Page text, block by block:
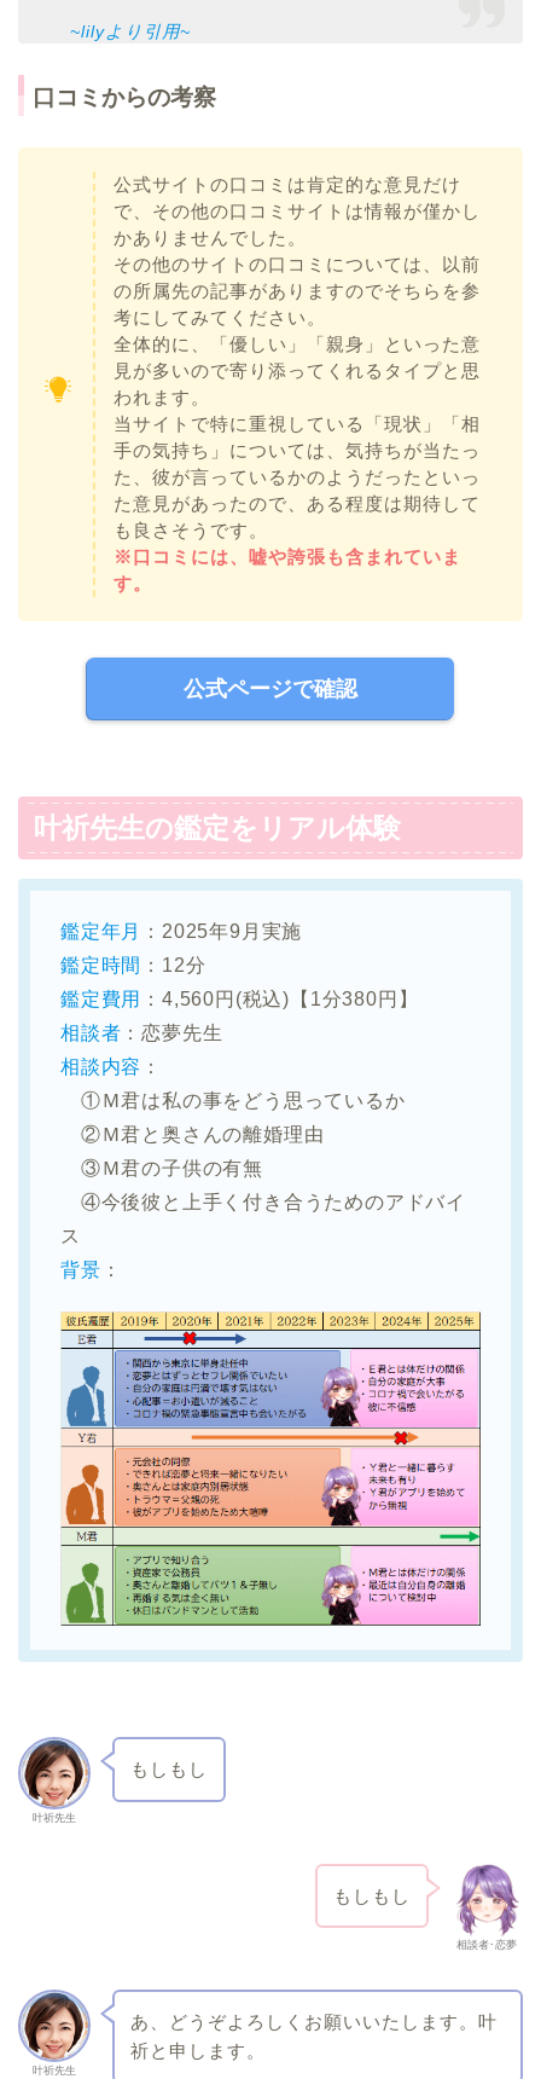
~lilyより引用~
口コミからの考察
公式サイトの口コミは肯定的な意見だけ
で、その他の口コミサイトは情報が僅かし
かありませんでした。
その他のサイトの口コミについては、以前
の所属先の記事がありますのでそちらを参
考にしてみてください。
全体的に、「優しい」「親身」といった意
見が多いので寄り添ってくれるタイプと思
われます。
当サイトで特に重視している「現状」「相
手の気持ち」については、気持ちが当たっ
た、彼が言っているかのようだったといっ
た意見があったので、ある程度は期待して
も良さそうです。
※口コミには、嘘や誇張も含まれていま
す。
公式ページで確認
叶祈先生の鑑定をリアル体験
鑑定年月
：2025年9月実施
鑑定時間 ：12分
鑑定費用
：4,560円(税込)【1分380円】
相談者 ：恋夢先生
相談内容 ：
①Ｍ君は私の事をどう思っているか
②Ｍ君と奥さんの離婚理由
③Ｍ君の子供の有無
④今後彼と上手く付き合うためのアドバイ
ス
背景 ：
叶祈先生
もしもし
相談者･恋夢
もしもし
叶祈先生
あ、どうぞよろしくお願いいたします。叶
祈と申します。